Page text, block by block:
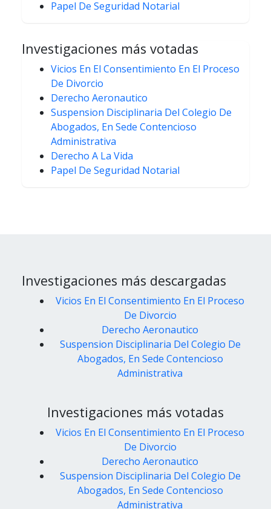
Papel De Seguridad Notarial
Investigaciones más votadas
Vicios En El Consentimiento En El Proceso
De Divorcio
Derecho Aeronautico
Suspension Disciplinaria Del Colegio De
Abogados, En Sede Contencioso
Administrativa
Derecho A La Vida
Papel De Seguridad Notarial
Investigaciones más descargadas
Vicios En El Consentimiento En El Proceso
De Divorcio
Derecho Aeronautico
Suspension Disciplinaria Del Colegio De
Abogados, En Sede Contencioso
Administrativa
Investigaciones más votadas
Vicios En El Consentimiento En El Proceso
De Divorcio
Derecho Aeronautico
Suspension Disciplinaria Del Colegio De
Abogados, En Sede Contencioso
Administrativa